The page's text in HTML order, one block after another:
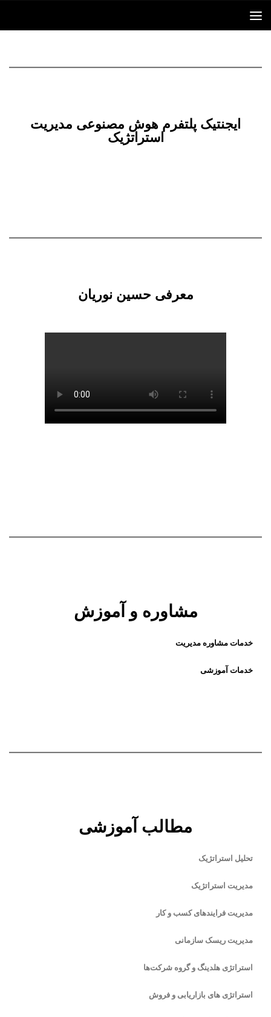
ایجنتیک پلتفرم هوش مصنوعی مدیریت
استراتژیک
معرفی حسین نوریان
مشاوره و آموزش
خدمات مشاوره مدیریت
خدمات آموزشی
مطالب آموزشی
تحلیل استراتژیک
مدیریت استراتژیک
مدیریت فرایندهای کسب و کار
مدیریت ریسک سازمانی
استراتژی هلدینگ و گروه شرکت‌ها
استراتژی های بازاریابی و فروش